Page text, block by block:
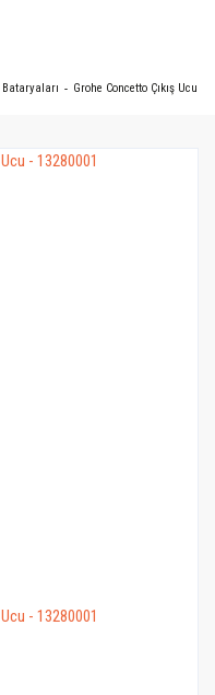
Grohe Concetto Çıkış Ucu -